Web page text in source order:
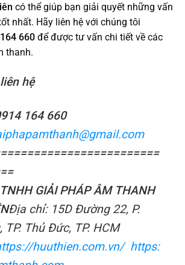
có thể giúp bạn giải quyết những vấn
nhất. Hãy liên hệ với chúng tôi
660 để được tư vấn chi tiết về các
thanh.
hệ
164 660
GIẢI PHÁP ÂM THANH
Địa chỉ: 15D Đường 22, P.
TP. Thủ Đức, TP. HCM
huuthien.com.vn/ https: